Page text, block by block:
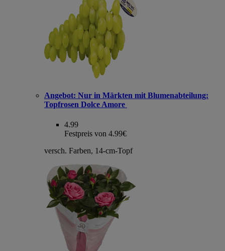
Angebot: Nur in Märkten mit Blumenabteilung:
Topfrosen Dolce Amore
4.99
Festpreis von 4.99€
versch. Farben, 14-cm-Topf